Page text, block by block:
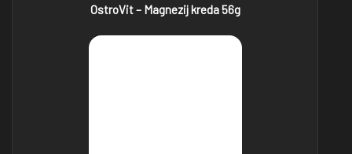
OstroVit – Magnezij kreda 56g